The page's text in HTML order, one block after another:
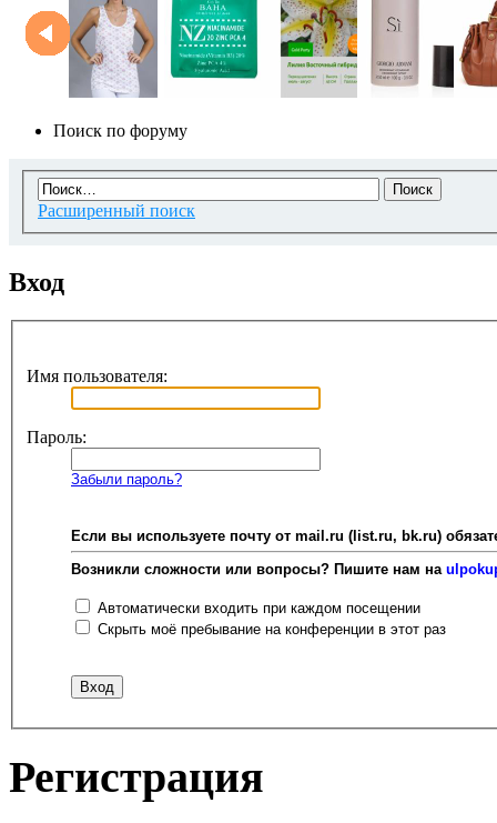
Поиск по форуму
Расширенный поиск
Вход
Имя пользователя:
Пароль:
Забыли пароль?
Если вы используете почту от mail.ru (list.ru, bk.ru)
Возникли сложности или вопросы? Пишите нам на
Автоматически входить при каждом посещении
Скрыть моё пребывание на конференции в этот раз
Регистрация